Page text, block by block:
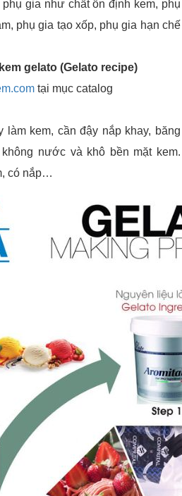
gia như chất ổn định kem, phụ
phụ gia tạo xốp, phụ gia hạn chế
gelato (Gelato recipe)
tại mục catalog
làm kem, cần đậy nắp khay, băng
nước và khô bền mặt kem.
có nắp…